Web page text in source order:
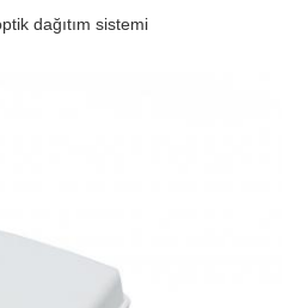
dağıtım sistemi